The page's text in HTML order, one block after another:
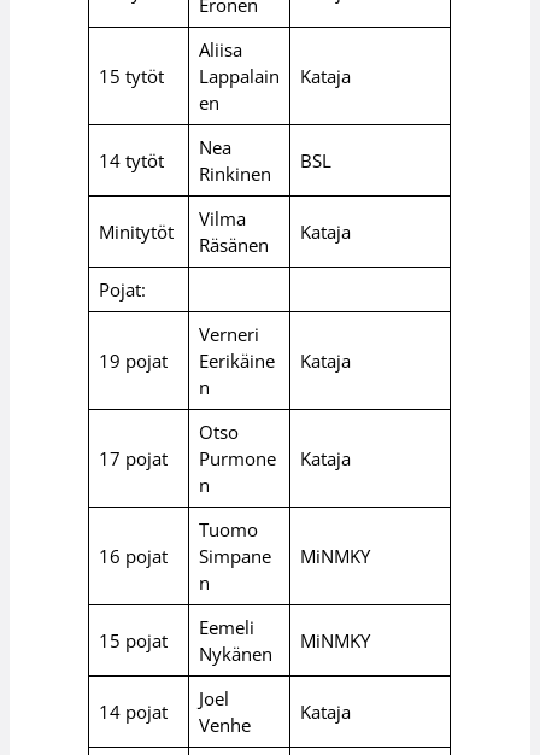
15 tytöt
Aliisa
Lappalain
en
Kataja
14 tytöt
Nea
Rinkinen
BSL
Minitytöt
Vilma
Räsänen
Kataja
Pojat:
19 pojat
Verneri
Eerikäine
n
Kataja
17 pojat
Otso
Purmone
n
Kataja
16 pojat
Tuomo
Simpane
n
MiNMKY
15 pojat
Eemeli
Nykänen
MiNMKY
14 pojat
Joel
Venhe
Kataja